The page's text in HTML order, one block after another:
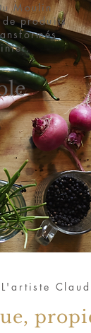
Moulin
produits